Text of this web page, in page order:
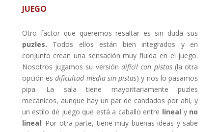
JUEGO
Otro factor que queremos resaltar es sin duda sus
puzles. Todos ellos están bien integrados y en
conjunto crean una sensación muy fluida en el juego.
Nosotros jugamos su versión difícil con pistas(la otra
opción esdificultad media sin pistas) y nos lo pasamos
pipa. La sala tiene mayoritariamente puzles
mecánicos, aunque hay un par de candados por ahí, y
un estilo de juego que está a caballo entre lineal yno
lineal. Por otra parte, tiene muy buenas ideas y sabe